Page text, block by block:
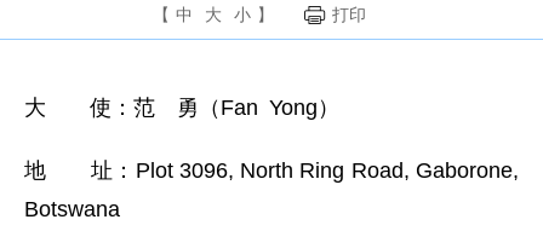
【 中 大 小 】 打印
大 使：范 勇（Fan Yong）
地 址：Plot 3096, North Ring Road, Gaborone,
Botswana